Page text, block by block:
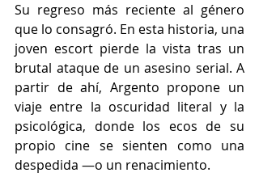
Su regreso más reciente al género
que lo consagró. En esta historia, una
joven escort pierde la vista tras un
brutal ataque de un asesino serial. A
partir de ahí, Argento propone un
viaje entre la oscuridad literal y la
psicológica, donde los ecos de su
propio cine se sienten como una
despedida —o un renacimiento.